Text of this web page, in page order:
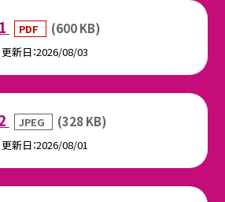
PDF (600 KB)
更新日 2026/08/03
JPEG (328 KB)
更新日 2026/08/01